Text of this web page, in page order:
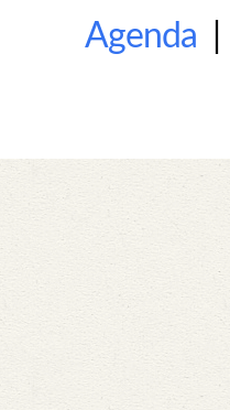
Agenda